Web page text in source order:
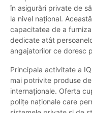
în asigurări private de
la nivel național.
capacitatea de a
dedicate atât
angajatorilor ce doresc
Principala activitate a
mai potrivite produse
internaționale. Oferta
polițe naționale care